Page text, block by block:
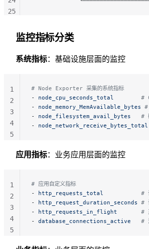
25
监控指标分类
系统指标：基础设施层面的监控
# Node Exporter 采集的系统指标
- node_cpu_seconds_total
#
- node_memory_MemAvailable_bytes #
- node_filesystem_avail_bytes
#
- node_network_receive_bytes_total
1
2
3
4
5
应用指标：业务应用层面的监控
# 应用自定义指标
- http_requests_total
#
- http_request_duration_seconds #
- http_requests_in_flight
#
- database_connections_active
#
1
2
3
4
5